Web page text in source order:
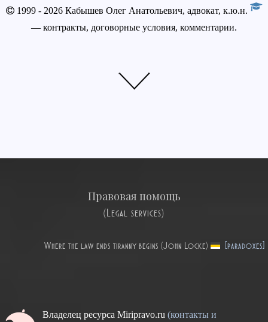
1999 - 2026 Кабышев Олег Анатольевич, адвокат, к.ю.н.
— контракты, договорные условия, комментарии.
Правовая помощь
(Legal services)
Where the law ends tiranny begins (John Locke) [paradoxes]
Владелец ресурса Miripravo.ru (контакты и